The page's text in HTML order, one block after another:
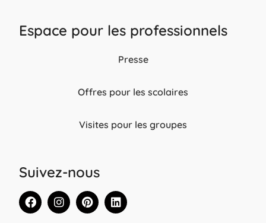
Espace pour les professionnels
Presse
Offres pour les scolaires
Visites pour les groupes
Suivez-nous